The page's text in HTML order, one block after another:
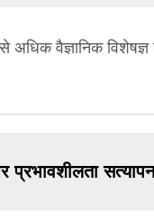
वैज्ञानिक विशेषज्ञ
प्रभावशीलता